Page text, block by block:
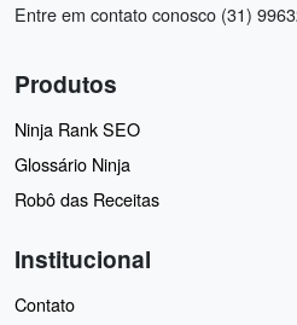
Entre em contato conosco (31)
Produtos
Ninja Rank SEO
Glossário Ninja
Robô das Receitas
Institucional
Contato